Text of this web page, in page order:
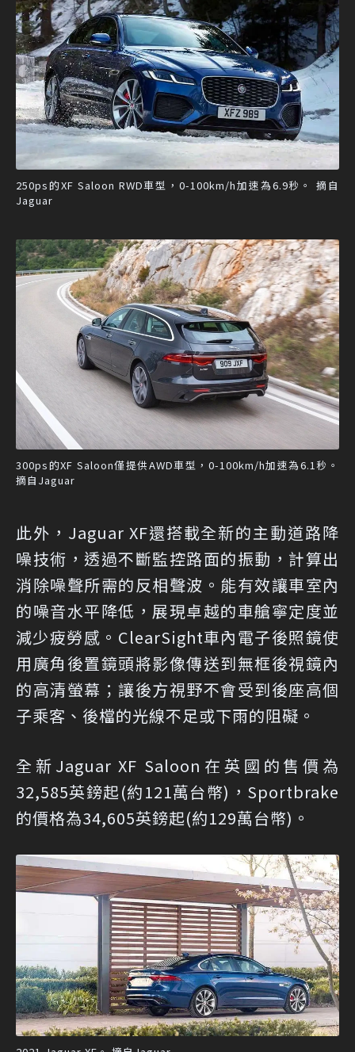
250ps的XF Saloon RWD車型，0-100km/h加速為6.9秒。 摘自
Jaguar
300ps的XF Saloon僅提供AWD車型，0-100km/h加速為6.1秒。
摘自Jaguar
此外，Jaguar XF還搭載全新的主動道路降
噪技術，透過不斷監控路面的振動，計算出
消除噪聲所需的反相聲波。能有效讓車室內
的噪音水平降低，展現卓越的車艙寧定度並
減少疲勞感。ClearSight車內電子後照鏡使
用廣角後置鏡頭將影像傳送到無框後視鏡內
的高清螢幕；讓後方視野不會受到後座高個
子乘客、後檔的光線不足或下雨的阻礙。
全新Jaguar XF Saloon在英國的售價為
32,585英鎊起(約121萬台幣)，Sportbrake
的價格為34,605英鎊起(約129萬台幣)。